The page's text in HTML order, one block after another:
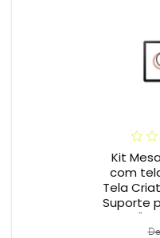
Kit
com
Tela
Suporte
12"